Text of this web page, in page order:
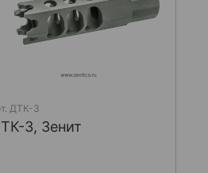
ДТК-3
3, Зенит